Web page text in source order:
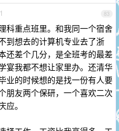
83
1
科重点班里。和我同一个宿舍
到想去的计算机专业去了浙
还差个几分，是全班考的最差
宴我都不想让家里办。还清华
业的时候想的是找一份有人要
朋友两个保研，一个喜欢二次
。